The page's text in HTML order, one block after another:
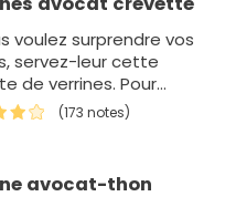
voulez surprendre vos
servez-leur cette
de verrines. Pour
un peu du saumon
de foie gras, vous
(173 notes)
avocat-thon